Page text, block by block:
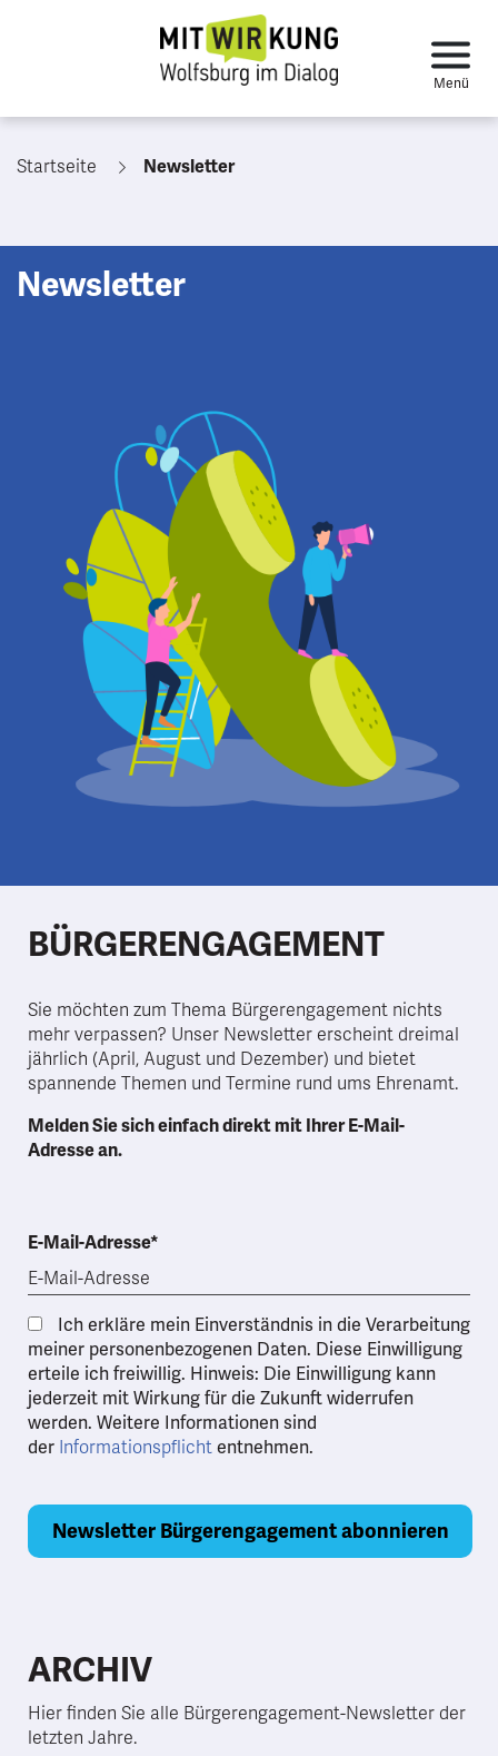
Startseite Newsletter
Newsletter
BÜRGERENGAGEMENT
Sie möchten zum Thema Bürgerengagement nichts
mehr verpassen? Unser Newsletter erscheint dreimal
jährlich (April, August und Dezember) und bietet
spannende Themen und Termine rund ums Ehrenamt.
Melden Sie sich einfach direkt mit Ihrer E-Mail-
Adresse an.
E-Mail-Adresse*
Ich erkläre mein Einverständnis in die Verarbeitung
meiner personenbezogenen Daten. Diese Einwilligung
erteile ich freiwillig. Hinweis: Die Einwilligung kann
jederzeit mit Wirkung für die Zukunft widerrufen
werden. Weitere Informationen sind
der Informationspflicht entnehmen.
ARCHIV
Hier finden Sie alle Bürgerengagement-Newsletter der
letzten Jahre.